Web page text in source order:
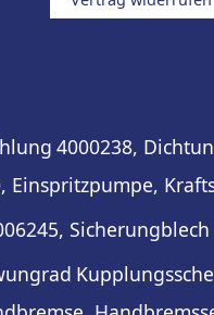
4000238,
Einspritzpumpe,
Sicherungblech